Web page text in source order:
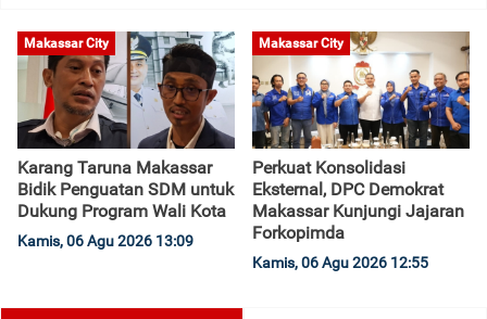
Makassar City
Karang Taruna Makassar
Bidik Penguatan SDM untuk
Dukung Program Wali Kota
Kamis, 06 Agu 2026 13:09
Makassar City
Perkuat Konsolidasi
Eksternal, DPC Demokrat
Makassar Kunjungi Jajaran
Forkopimda
Kamis, 06 Agu 2026 12:55